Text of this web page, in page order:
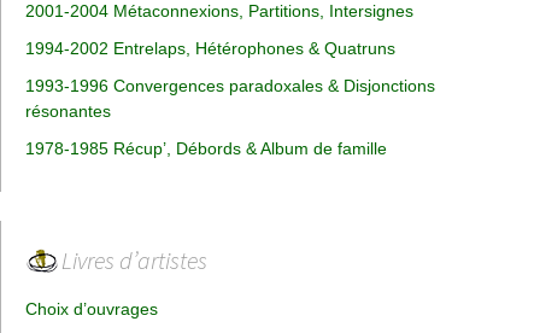
2001-2004 Métaconnexions, Partitions, Intersignes
1994-2002 Entrelaps, Hétérophones & Quatruns
1993-1996 Convergences paradoxales & Disjonctions
résonantes
1978-1985 Récup’, Débords & Album de famille
Livres d’artistes
Choix d’ouvrages